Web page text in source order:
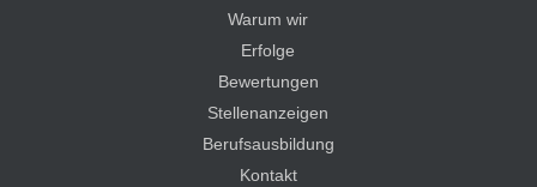
Warum wir
Erfolge
Bewertungen
Stellenanzeigen
Berufsausbildung
Kontakt